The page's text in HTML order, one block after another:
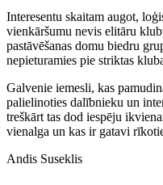
Interesentu skaitam augot,
vienkāršumu nevis elitāru
pastāvēšanas domu biedru
nepieturamies pie striktas
Galvenie iemesli, kas
palielinoties dalībnieku un
treškārt tas dod iespēju
vienalga un kas ir gatavi
Andis Suseklis